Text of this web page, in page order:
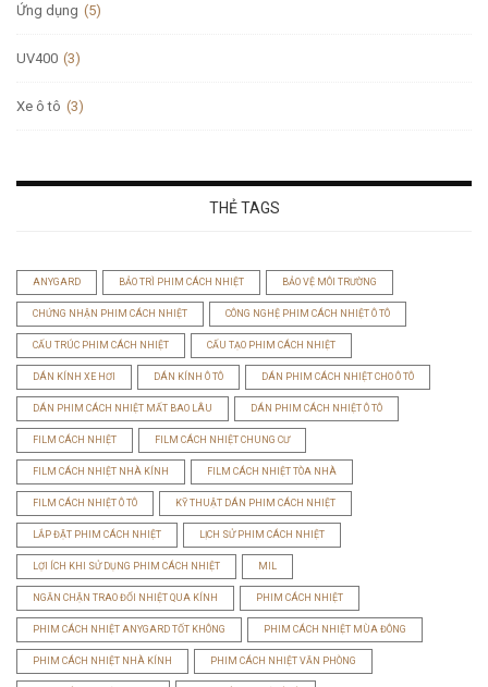
Ứng dụng (5)
UV400 (3)
Xe ô tô (3)
THẺ TAGS
ANYGARD BẢO TRÌ PHIM CÁCH NHIỆT BẢO VỆ MÔI TRƯỜNG
CHỨNG NHẬN PHIM CÁCH NHIỆT CÔNG NGHỆ PHIM CÁCH NHIỆT Ô TÔ
CẤU TRÚC PHIM CÁCH NHIỆT CẤU TẠO PHIM CÁCH NHIỆT
DÁN KÍNH XE HƠI DÁN KÍNH Ô TÔ DÁN PHIM CÁCH NHIỆT CHO Ô TÔ
DÁN PHIM CÁCH NHIỆT MẤT BAO LÂU DÁN PHIM CÁCH NHIỆT Ô TÔ
FILM CÁCH NHIỆT FILM CÁCH NHIỆT CHUNG CƯ
FILM CÁCH NHIỆT NHÀ KÍNH FILM CÁCH NHIỆT TÒA NHÀ
FILM CÁCH NHIỆT Ô TÔ KỸ THUẬT DÁN PHIM CÁCH NHIỆT
LẮP ĐẶT PHIM CÁCH NHIỆT LỊCH SỬ PHIM CÁCH NHIỆT
LỢI ÍCH KHI SỬ DỤNG PHIM CÁCH NHIỆT MIL
NGĂN CHẶN TRAO ĐỔI NHIỆT QUA KÍNH PHIM CÁCH NHIỆT
PHIM CÁCH NHIỆT ANYGARD TỐT KHÔNG PHIM CÁCH NHIỆT MÙA ĐÔNG
PHIM CÁCH NHIỆT NHÀ KÍNH PHIM CÁCH NHIỆT VĂN PHÒNG